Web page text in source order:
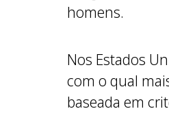
homens.
Nos Estados
com o qual
baseada em